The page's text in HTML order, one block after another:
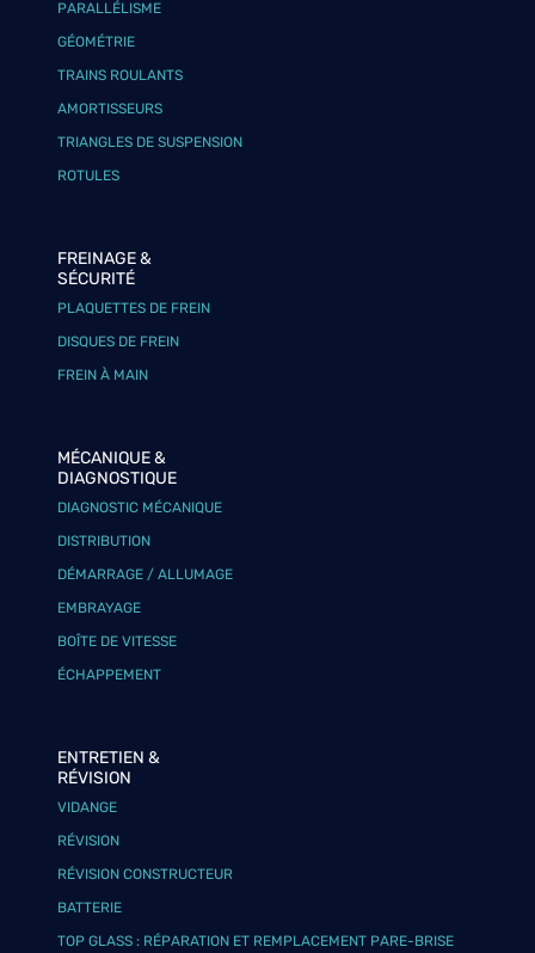
PARALLÉLISME
GÉOMÉTRIE
TRAINS ROULANTS
AMORTISSEURS
TRIANGLES DE SUSPENSION
ROTULES
FREINAGE &
SÉCURITÉ
PLAQUETTES DE FREIN
DISQUES DE FREIN
FREIN À MAIN
MÉCANIQUE &
DIAGNOSTIQUE
DIAGNOSTIC MÉCANIQUE
DISTRIBUTION
DÉMARRAGE / ALLUMAGE
EMBRAYAGE
BOÎTE DE VITESSE
ÉCHAPPEMENT
ENTRETIEN &
RÉVISION
VIDANGE
RÉVISION
RÉVISION CONSTRUCTEUR
BATTERIE
TOP GLASS : RÉPARATION ET REMPLACEMENT PARE-BRISE